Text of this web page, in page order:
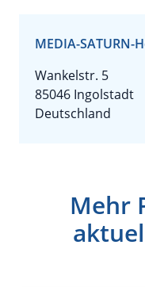
MEDIA-SATURN-
Wankelstr. 5
85046 Ingolstadt
Deutschland
Mehr